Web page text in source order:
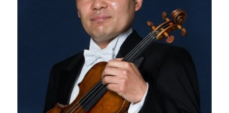
ナルファンタジー」ワールドツアー、パリ・ブリュッ
セル・ストックホルム・ロンドン・台湾・韓国・香
港・シンガポール・ブラジル・メキシコ・ニューヨー
ク・ロサンゼルス公演に出演。2018年 東京白寿ホー
ルにて、中山博之個展を開催。2021年東京オリンピッ
ク2020の開会式において、オーケストラ編曲したファ
イナルファンタジー""勝利のファンファーレ""が使用
された。2022年10月から12月までNHKラジオ第2に
日本演奏家コンクール優勝
ＹＢＰ国際コンクール優勝
大阪国際コンクール第3位入賞
墨田トリフォニーホール、八王子オリンパスホール、
オペラシティ、日野市煉瓦ホール等でソロリサイタル
を開催し、好評を博す。